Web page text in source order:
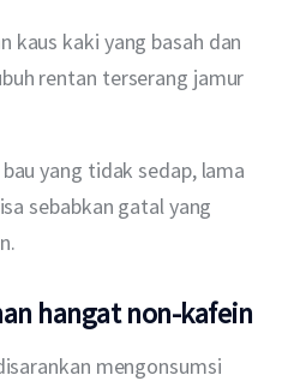
kaus kaki yang basah dan
rentan terserang jamur
yang tidak sedap, lama
sebabkan gatal yang
hangat non-kafein
mengonsumsi